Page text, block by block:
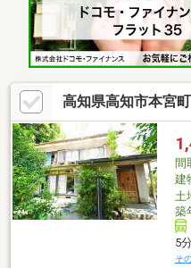
高知県高知市本宮
間
建
土
築
5分
そ